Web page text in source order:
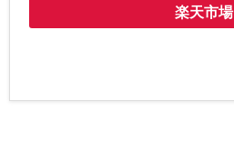
楽天市場